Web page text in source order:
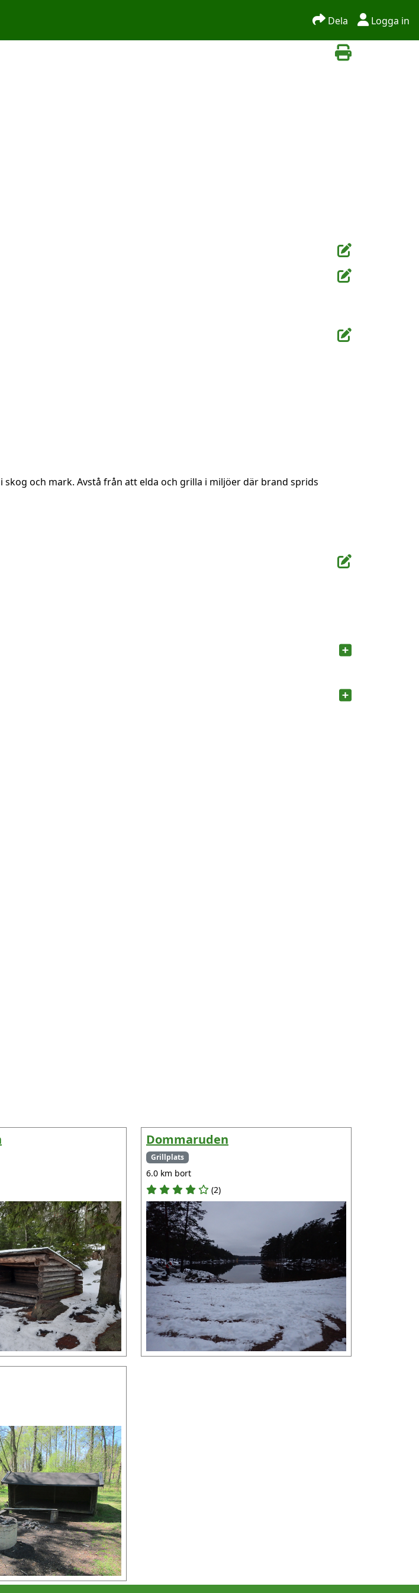
Dela Logga in
och mark. Avstå från att elda och grilla i miljöer där brand sprids
Dommaruden
Grillplats
6.0 km bort
(2)